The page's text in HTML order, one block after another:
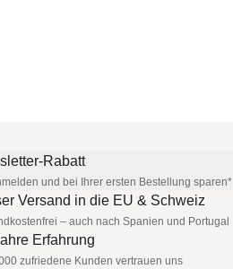
Rabatt
und bei Ihrer ersten Bestellung sparen*
Versand in die EU & Schweiz
– auch nach Spanien und Portugal
Erfahrung
zufriedene Kunden vertrauen uns